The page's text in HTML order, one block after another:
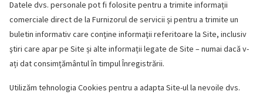
Datele dvs. personale pot fi folosite pentru a trimite informații
comerciale direct de la Furnizorul de servicii și pentru a trimite un
buletin informativ care conţine informaţii referitoare la Site, inclusiv
ştiri care apar pe Site și alte informații legate de Site – numai dacă v-
ați dat consimțământul în timpul Înregistrării.
Utilizăm tehnologia Cookies pentru a adapta Site-ul la nevoile dvs.